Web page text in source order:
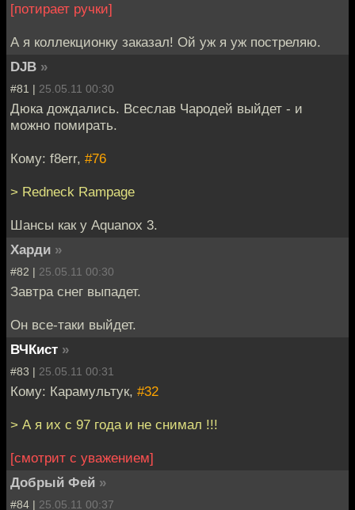
[потирает ручки]
А я коллекционку заказал! Ой уж я уж постреляю.
DJB »
#81 | 25.05.11 00:30
Дюка дождались. Всеслав Чародей выйдет - и
можно помирать.
Кому: f8err, #76
> Redneck Rampage
Шансы как у Aquanox 3.
Харди »
#82 | 25.05.11 00:30
Завтра снег выпадет.
Он все-таки выйдет.
ВЧКист »
#83 | 25.05.11 00:31
Кому: Карамультук, #32
> А я их с 97 года и не снимал !!!
[смотрит с уважением]
Добрый Фей »
#84 | 25.05.11 00:37